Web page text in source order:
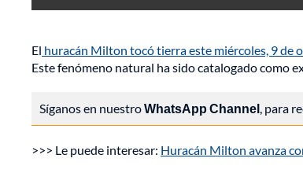
El huracán Milton tocó tierra este miércoles, 9 de
Este fenómeno natural ha sido catalogado como
Síganos en nuestroWhatsApp Channel, para
>>> Le puede interesar: Huracán Milton avanza